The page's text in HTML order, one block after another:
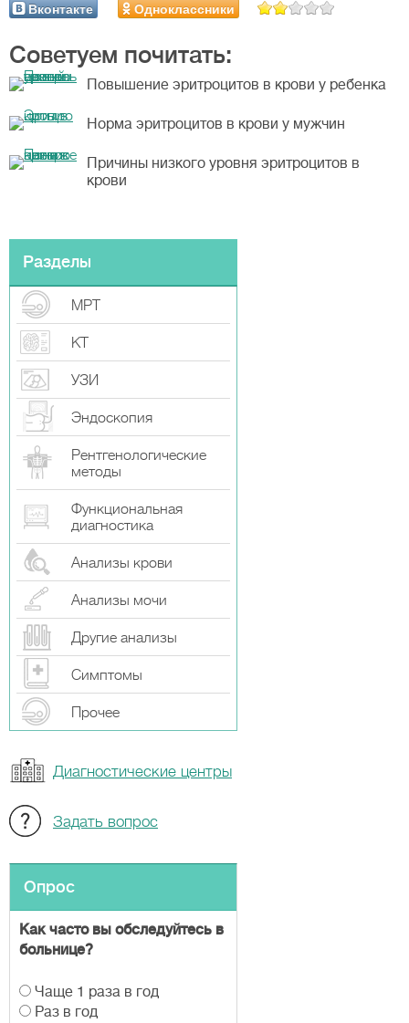
Вконтакте Одноклассники
Советуем почитать:
Повышение эритроцитов в крови у ребенка
Норма эритроцитов в крови у мужчин
Причины низкого уровня эритроцитов в
крови
Разделы
МРТ
КТ
УЗИ
Эндоскопия
Рентгенологические
методы
Функциональная
диагностика
Анализы крови
Анализы мочи
Другие анализы
Симптомы
Прочeе
Диагностические центры
Задать вопрос
Опрос
Как часто вы обследуйтесь в
больнице?
В
а
Чаще 1 раза в год
Раз в год